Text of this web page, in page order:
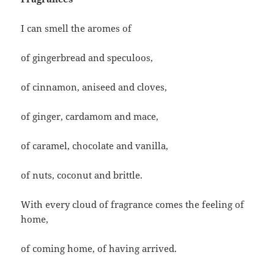
I can smell the aromes of
of gingerbread and speculoos,
of cinnamon, aniseed and cloves,
of ginger, cardamom and mace,
of caramel, chocolate and vanilla,
of nuts, coconut and brittle.
With every cloud of fragrance comes the feeling of
home,
of coming home, of having arrived.